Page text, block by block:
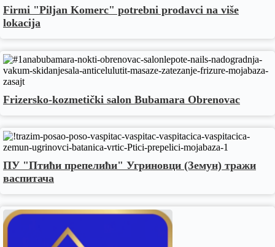
Firmi "Piljan Komerc" potrebni prodavci na više
lokacija
Frizersko-kozmetički salon Bubamara Obrenovac
ПУ "Птићи препелићи" Угриновци (Земун) тражи
васпитача